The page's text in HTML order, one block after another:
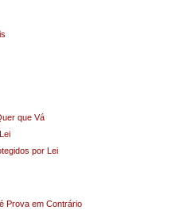
que Vá
por Lei
Prova em Contrário